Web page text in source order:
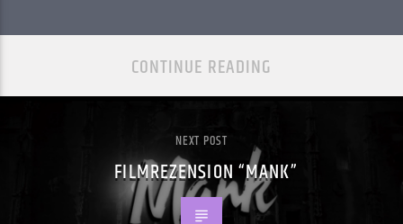
CONTINUE READING
NEXT POST
FILMREZENSION “MANK”